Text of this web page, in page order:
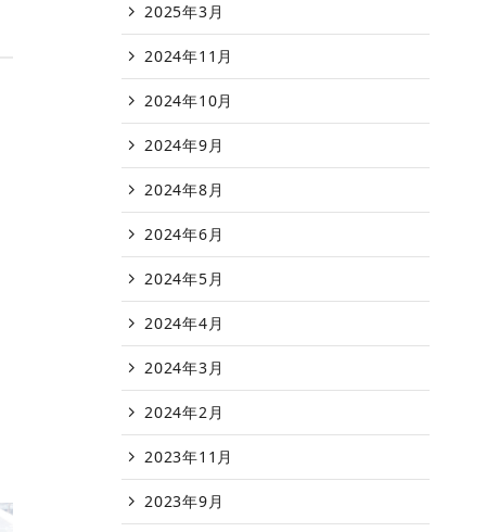
2025年3月
2024年11月
2024年10月
2024年9月
2024年8月
2024年6月
2024年5月
2024年4月
2024年3月
2024年2月
2023年11月
2023年9月